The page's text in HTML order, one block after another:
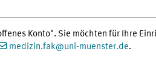
Konto". Sie möchten für Ihre
medizin.fak@uni-muenster.de.